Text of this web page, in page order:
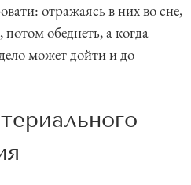
отражаясь в них во сне,
обеднеть, а когда
может дойти и до